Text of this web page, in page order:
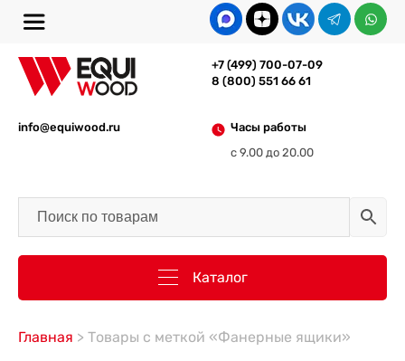
+7 (499) 700-07-09
8 (800) 551 66 61
Часы работы
с 9.00 до 20.00
info@equiwood.ru
Каталог
Главная > Товары с меткой «Фанерные ящики»